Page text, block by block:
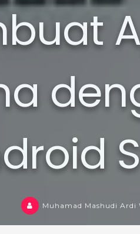
Muhamad Mashudi Ardi